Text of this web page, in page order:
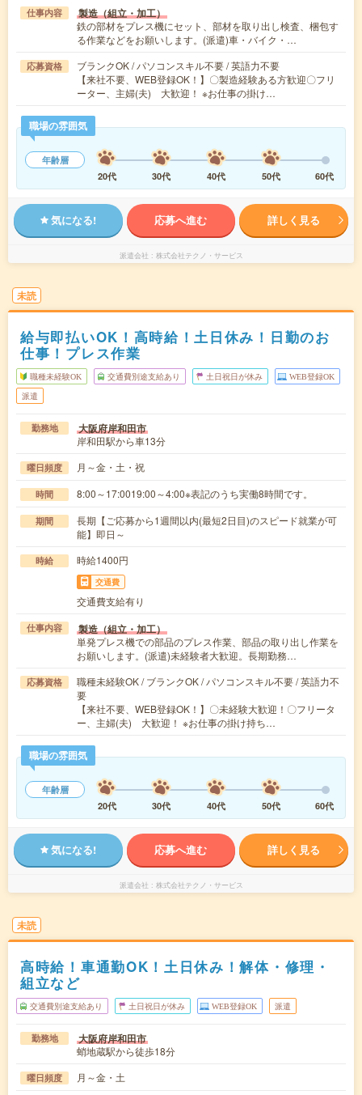
仕事内容 製造（組立・加工）
鉄の部材をプレス機にセット、部材を取り出し検査、梱包す
る作業などをお願いします。(派遣)車・バイク・…
応募資格
ブランクOK / パソコンスキル不要 / 英語力不要
【来社不要、WEB登録OK！】〇製造経験ある方歓迎〇フリ
ーター、主婦(夫) 大歓迎！ ※お仕事の掛け…
職場の雰囲気
年齢層
20代
30代 40代 50代 60代
気になる! 応募へ進む 詳しく見る
派遣会社 株式会社テクノ・サービス
未読
給与即払いOK！高時給！土日休み！日勤のお
仕事！プレス作業
職種未経験OK 交通費別途支給あり 土日祝日が休み WEB登録OK
派遣
勤務地 大阪府岸和田市
岸和田駅から車13分
曜日頻度 月～金・土・祝
時間 8:00～17:0019:00～4:00※表記のうち実働8時間です。
期間
長期【ご応募から1週間以内(最短2日目)のスピード就業が可
能】即日～
時給 時給1400円
交通費
交通費支給有り
仕事内容 製造（組立・加工）
単発プレス機での部品のプレス作業、部品の取り出し作業を
お願いします。(派遣)未経験者大歓迎。長期勤務…
応募資格
職種未経験OK / ブランクOK / パソコンスキル不要 / 英語力不
要
【来社不要、WEB登録OK！】〇未経験大歓迎！〇フリータ
ー、主婦(夫) 大歓迎！ ※お仕事の掛け持ち…
職場の雰囲気
年齢層
20代
30代 40代 50代 60代
気になる! 応募へ進む 詳しく見る
派遣会社 株式会社テクノ・サービス
未読
高時給！車通勤OK！土日休み！解体・修理・
組立など
交通費別途支給あり 土日祝日が休み WEB登録OK 派遣
勤務地 大阪府岸和田市
蛸地蔵駅から徒歩18分
曜日頻度 月～金・土